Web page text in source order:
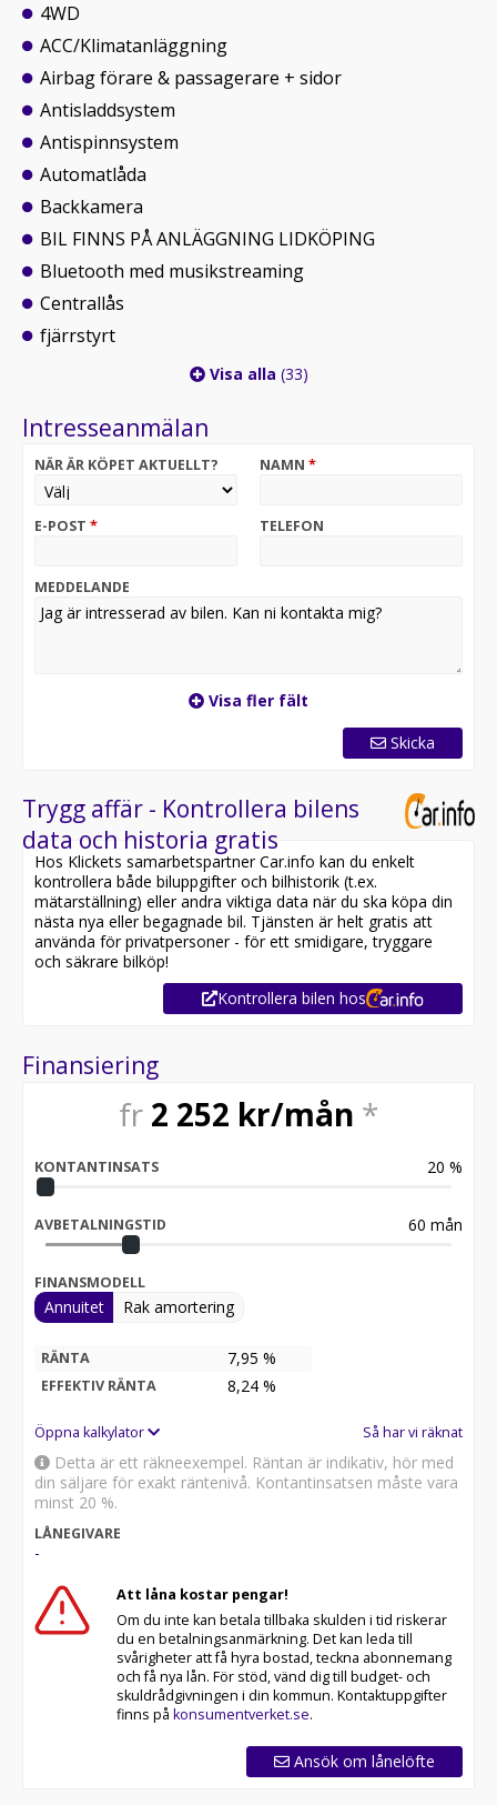
4WD
ACC/Klimatanläggning
Airbag förare & passagerare + sidor
Antisladdsystem
Antispinnsystem
Automatlåda
Backkamera
BIL FINNS PÅ ANLÄGGNING LIDKÖPING
Bluetooth med musikstreaming
Centrallås
fjärrstyrt
Visa alla (33)
Intresseanmälan
NÄR ÄR KÖPET AKTUELLT? NAMN *
E-POST * TELEFON
MEDDELANDE
Visa fler fält
Skicka
Trygg affär - Kontrollera bilens
data och historia gratis
Hos Klickets samarbetspartner Car.info kan du enkelt
kontrollera både biluppgifter och bilhistorik (t.ex.
mätarställning) eller andra viktiga data när du ska köpa din
nästa nya eller begagnade bil. Tjänsten är helt gratis att
använda för privatpersoner - för ett smidigare, tryggare
och säkrare bilköp!
Kontrollera bilen hos
Finansiering
fr 2 252 kr/mån *
KONTANTINSATS 20 %
AVBETALNINGSTID 60 mån
FINANSMODELL
Annuitet Rak amortering
RÄNTA 7,95 %
EFFEKTIV RÄNTA 8,24 %
Öppna kalkylator Så har vi räknat
Detta är ett räkneexempel. Räntan är indikativ, hör med
din säljare för exakt räntenivå. Kontantinsatsen måste vara
minst 20 %.
LÅNEGIVARE
-
Att låna kostar pengar!
Om du inte kan betala tillbaka skulden i tid riskerar
du en betalningsanmärkning. Det kan leda till
svårigheter att få hyra bostad, teckna abonnemang
och få nya lån. För stöd, vänd dig till budget- och
skuldrådgivningen i din kommun. Kontaktuppgifter
finns på konsumentverket.se.
Ansök om lånelöfte